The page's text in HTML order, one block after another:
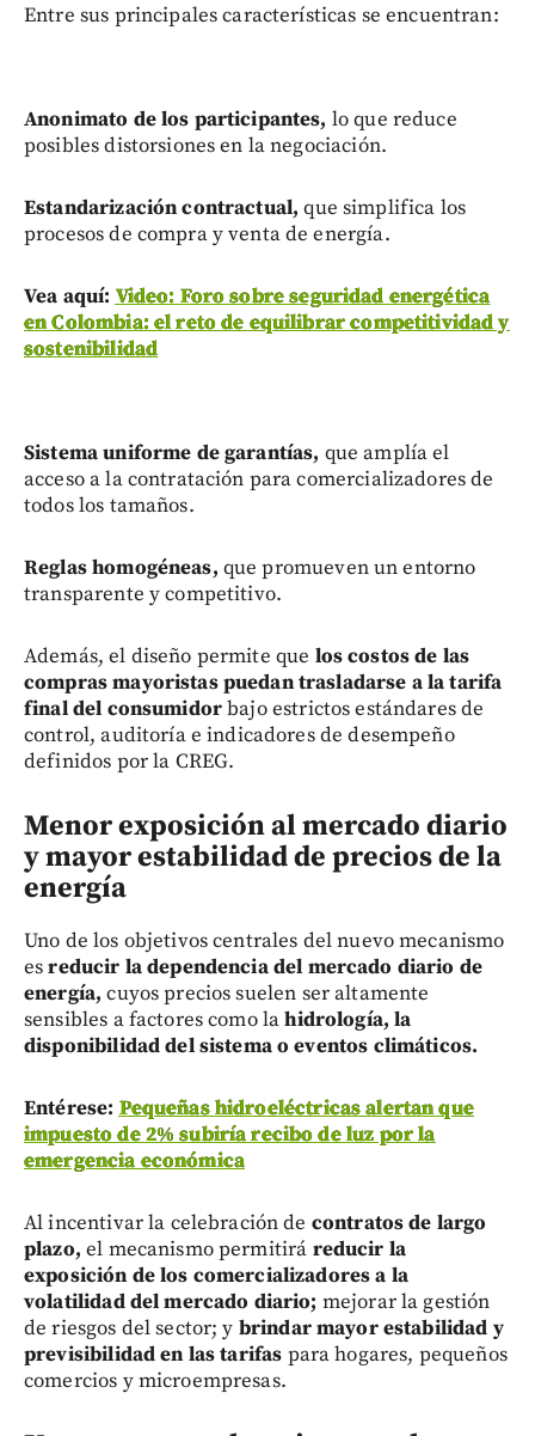
Entre sus principales características se encuentran:
Anonimato de los participantes, lo que reduce
posibles distorsiones en la negociación.
Estandarización contractual,que simplifica los
procesos de compra y venta de energía.
Vea aquí: Video: Foro sobre seguridad energética
en Colombia: el reto de equilibrar competitividad y
sostenibilidad
Sistema uniforme de garantías, que amplía el
acceso a la contratación para comercializadores de
todos los tamaños.
Reglas homogéneas, que promueven un entorno
transparente y competitivo.
Además, el diseño permite que los costos de las
compras mayoristas puedan trasladarse a la tarifa
final del consumidorbajo estrictos estándares de
control, auditoría e indicadores de desempeño
definidos por la CREG.
Menor exposición al mercado diario
y mayor estabilidad de precios de la
energía
Uno de los objetivos centrales del nuevo mecanismo
esreducir la dependencia del mercado diario de
energía,cuyos precios suelen ser altamente
sensibles a factores como lahidrología, la
disponibilidad del sistema o eventos climáticos.
Entérese: Pequeñas hidroeléctricas alertan que
impuesto de 2% subiría recibo de luz por la
emergencia económica
Al incentivar la celebración de contratos de largo
plazo,el mecanismo permitirá reducir la
exposición de los comercializadores a la
volatilidad del mercado diario; mejorar la gestión
de riesgos del sector; y brindar mayor estabilidad y
previsibilidad en las tarifas parahogares, pequeños
comercios y microempresas.